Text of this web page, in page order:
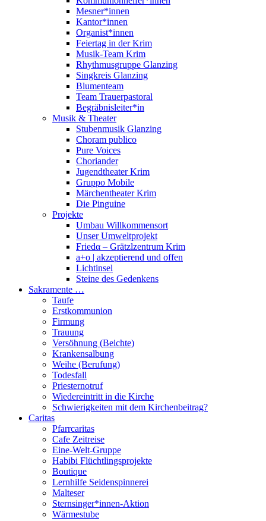
Mesner*innen
Kantor*innen
Organist*innen
Feiertag in der Krim
Musik-Team Krim
Rhythmusgruppe Glanzing
Singkreis Glanzing
Blumenteam
Team Trauerpastoral
Begräbnisleiter*in
Musik & Theater
Stubenmusik Glanzing
Choram publico
Pure Voices
Choriander
Jugendtheater Krim
Gruppo Mobile
Märchentheater Krim
Die Pinguine
Projekte
Umbau Willkommensort
Unser Umweltprojekt
Friedα – Grätzlzentrum Krim
a+o | akzeptierend und offen
Lichtinsel
Steine des Gedenkens
Sakramente …
Taufe
Erstkommunion
Firmung
Trauung
Versöhnung (Beichte)
Krankensalbung
Weihe (Berufung)
Todesfall
Priesternotruf
Wiedereintritt in die Kirche
Schwierigkeiten mit dem Kirchenbeitrag?
Caritas
Pfarrcaritas
Cafe Zeitreise
Eine-Welt-Gruppe
Habibi Flüchtlingsprojekte
Boutique
Lernhilfe Seidenspinnerei
Malteser
Sternsinger*innen-Aktion
Wärmestube